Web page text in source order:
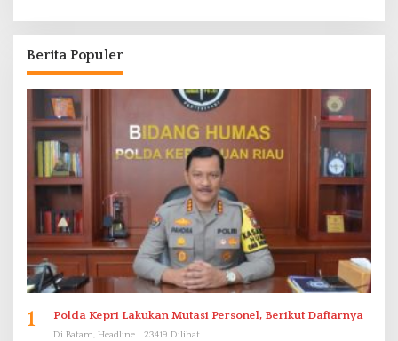
Berita Populer
1 Polda Kepri Lakukan Mutasi Personel, Berikut Daftarnya
Di Batam, Headline 23419 Dilihat